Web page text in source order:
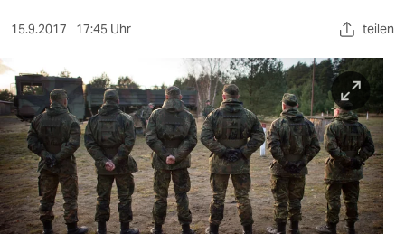
sport
berlin
nord
wahrheit
15.9.2017 17:45 Uhr teilen